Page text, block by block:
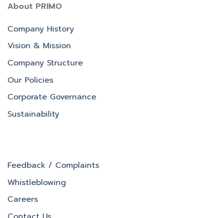
About PRIMO
Company History
Vision & Mission
Company Structure
Our Policies
Corporate Governance
Sustainability
Feedback / Complaints
Whistleblowing
Careers